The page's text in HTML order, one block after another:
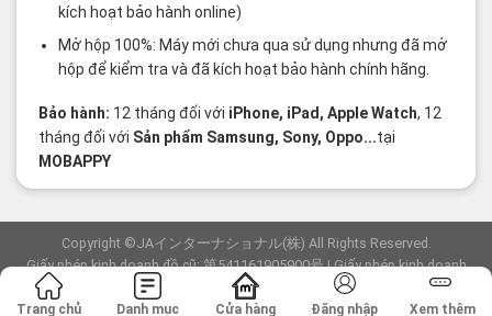
kích hoạt bảo hành online)
Mở hộp 100%: Máy mới chưa qua sử dụng nhưng đã mở
hộp để kiểm tra và đã kích hoạt bảo hành chính hãng.
Bảo hành: 12 tháng đối với iPhone, iPad, Apple Watch, 12
tháng đối với Sản phẩm Samsung, Sony, Oppo...tại
MOBAPPY
Copyright ©JAインターナショナル(株) All Rights Reserved.
Giấy phép kinh doanh đồ cũ: 第541161905900号 | Giấy phép kinh doanh
viễn thông: F-23-03154
Trang chủ Danh mục Cửa hàng Đăng nhập Xem thêm